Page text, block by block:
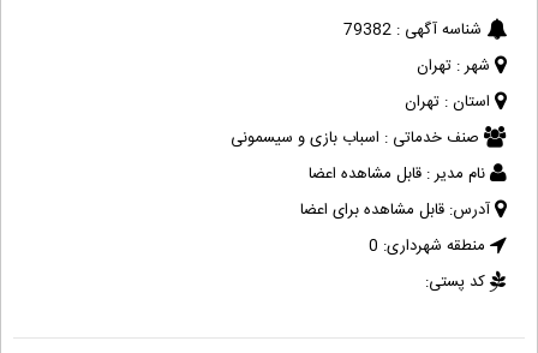
شناسه آگهی : 79382
شهر : تهران
استان : تهران
صنف خدماتی : اسباب بازی و سیسمونی
نام مدیر : قابل مشاهده اعضا
آدرس: قابل مشاهده برای اعضا
منطقه شهرداری: 0
کد پستی: